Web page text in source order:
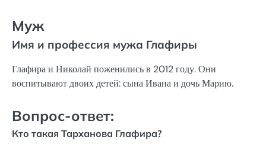
Муж
Имя и профессия мужа Глафиры
Глафира и Николай поженились в 2012 году. Они
воспитывают двоих детей: сына Ивана и дочь Марию.
Вопрос-ответ:
Кто такая Тарханова Глафира?